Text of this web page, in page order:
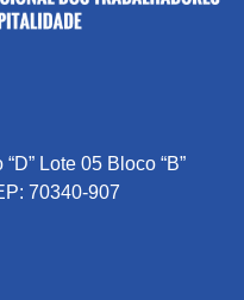
Lote 05 Bloco “B”
70340-907